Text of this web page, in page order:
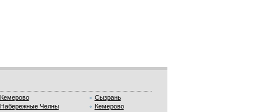
Кемерово
Набережные Челны
Сызрань
Кемерово